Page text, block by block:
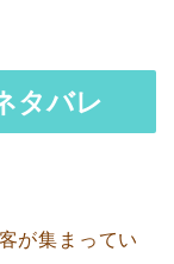
タバレ
が集まってい